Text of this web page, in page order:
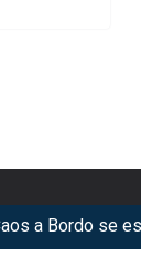
a Bordo se
Got it